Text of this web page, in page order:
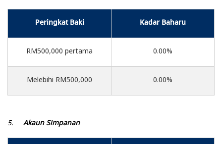
Peringkat Baki Kadar Baharu
RM500,000 pertama 0.00%
Melebihi RM500,000 0.00%
5. Akaun Simpanan